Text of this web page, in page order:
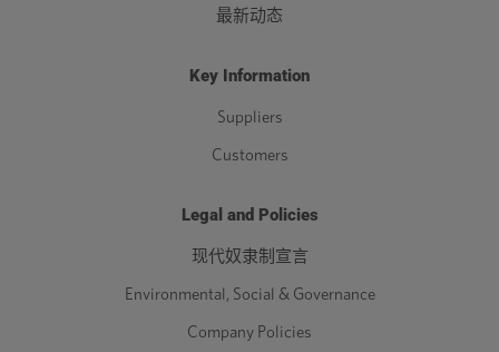
最新动态
Key Information
Suppliers
Customers
Legal and Policies
现代奴隶制宣言
Environmental, Social & Governance
Company Policies